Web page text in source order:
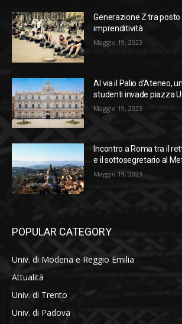
Generazione Z tra posto
imprenditività
Maggio 19, 2023
Al via il Palio d’Ateneo,
studenti invade piazza
Maggio 19, 2023
Incontro a Roma tra il
e il sottosegretario al
Maggio 19, 2023
POPULAR CATEGORY
Univ. di Modena e Reggio Emilia
Attualità
Univ. di Trento
Univ. di Padova